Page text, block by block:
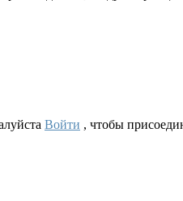
Войти , чтобы